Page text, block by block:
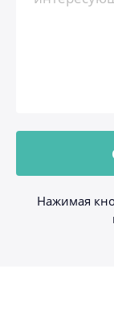
Нажимая